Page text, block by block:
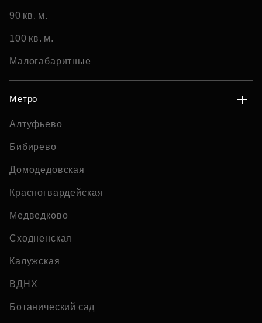
90 кв. м.
100 кв. м.
Малогабаритные
Метро
Алтуфьево
Бибирево
Домодедовская
Красногвардейская
Медведково
Сходненская
Калужская
ВДНХ
Ботанический сад